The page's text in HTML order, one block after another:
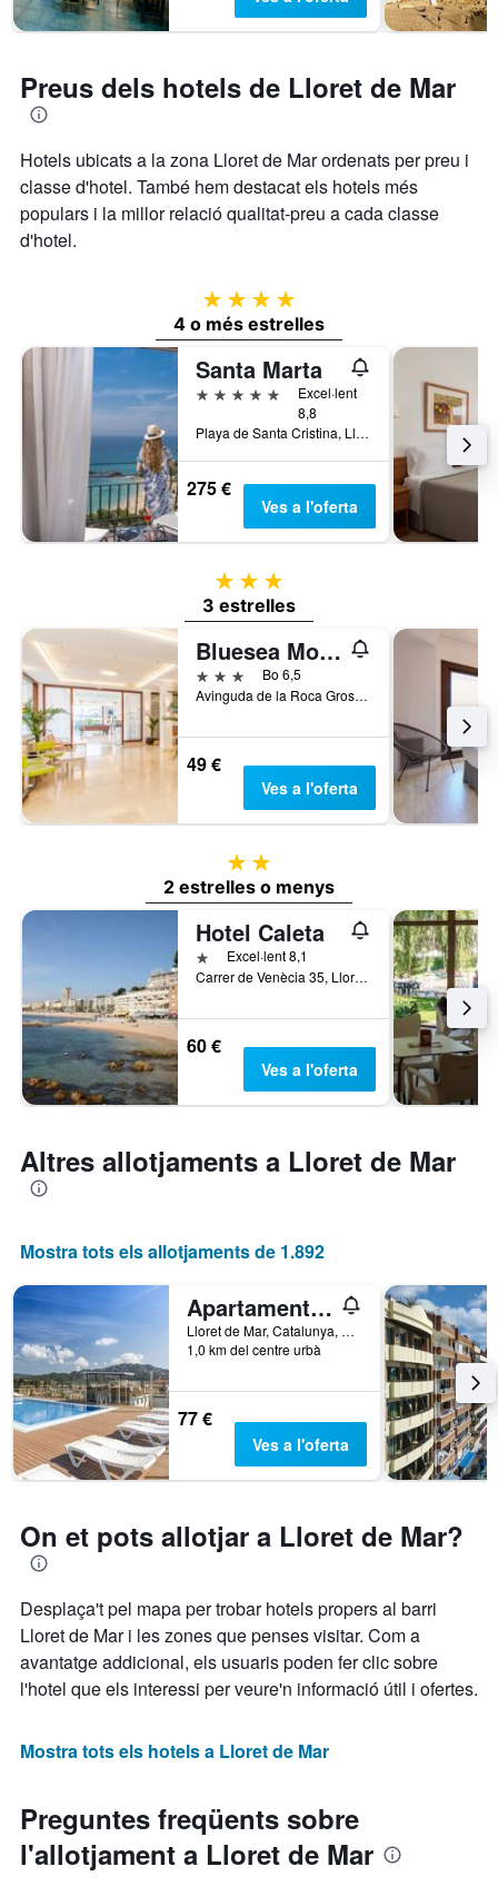
Preus dels hotels de Lloret de Mar
Hotels ubicats a la zona Lloret de Mar ordenats per preu i
classe d'hotel. També hem destacat els hotels més
populars i la millor relació qualitat-preu a cada classe
d'hotel.
4 estrelles
4 o més estrelles
Santa Marta
5 estrelles
Excel·lent
8,8
Playa de Santa Cristina, Lloret de Mar, Catalunya, Espanya
275 €
Ves a l'oferta
3 estrelles
3 estrelles
Bluesea Montevista Hawai
3 estrellesBo 6,5
Avinguda de la Roca Grossa, 5, Lloret de Mar, Catalunya, Espanya
49 €
Ves a l'oferta
2 estrelles
2 estrelles o menys
Hotel Caleta
1 estrella
Excel·lent 8,1
Carrer de Venècia 35, Lloret de Mar, Catalunya, Espanya
60 €
Ves a l'oferta
Altres allotjaments a Lloret de Mar
Mostra tots els allotjaments de 1.892
Apartaments Condado by Marsol
Lloret de Mar, Catalunya, Espanya
1,0 km del centre urbà
77 €
Ves a l'oferta
On et pots allotjar a Lloret de Mar?
Desplaça't pel mapa per trobar hotels propers al barri
Lloret de Mar i les zones que penses visitar. Com a
avantatge addicional, els usuaris poden fer clic sobre
l'hotel que els interessi per veure'n informació útil i ofertes.
Mostra tots els hotels a Lloret de Mar
Preguntes freqüents sobre
l'allotjament a Lloret de Mar